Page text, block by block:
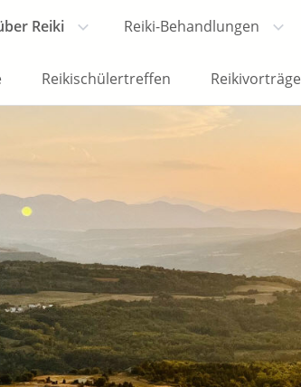
Reiki Reiki-Behandlungen
Reikischülertreffen Reikivorträge